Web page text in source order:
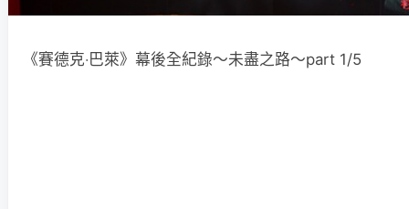
《賽德克‧巴萊》幕後全紀錄～未盡之路～part 1/5